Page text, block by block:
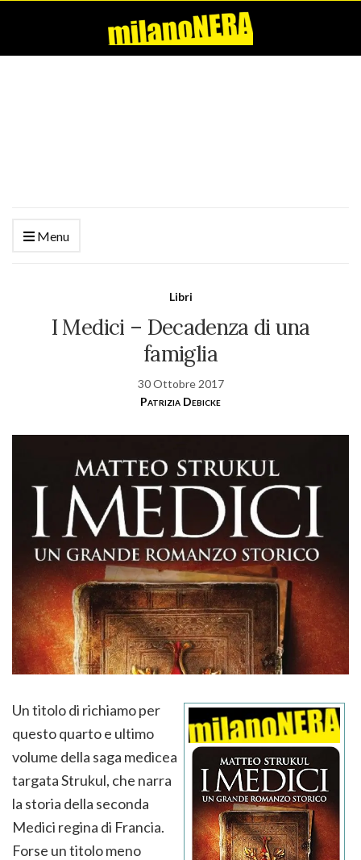
Menu
Libri
I Medici – Decadenza di una
famiglia
30 Ottobre 2017
Patrizia Debicke
Un titolo di richiamo per
questo quarto e ultimo
volume della saga medicea
targata Strukul, che narra
la storia della seconda
Medici regina di Francia.
Forse un titolo meno